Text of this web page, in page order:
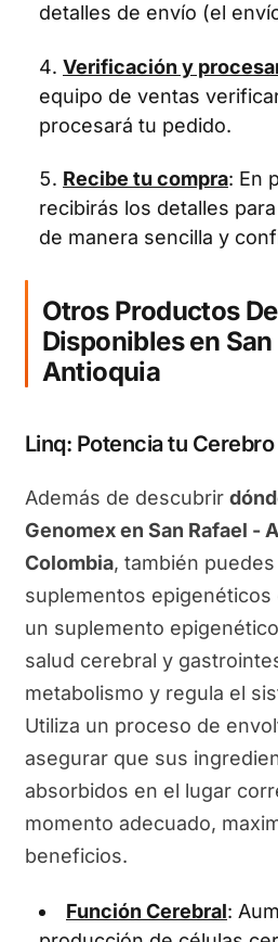
detalles de envío (el
Verificación y
equipo de ventas
procesará tu pedido.
Recibe tu compra: En
recibirás los detalles
de manera sencilla y
Otros Productos
Disponibles en
Antioquia
Linq: Potencia tu
Además de descubrir
Genomex en San Rafael -
Colombia, también
suplementos epigenéticos
un suplemento
salud cerebral y
metabolismo y regula el
Utiliza un proceso de
asegurar que sus
absorbidos en el lugar
momento adecuado,
beneficios.
Función Cerebral: